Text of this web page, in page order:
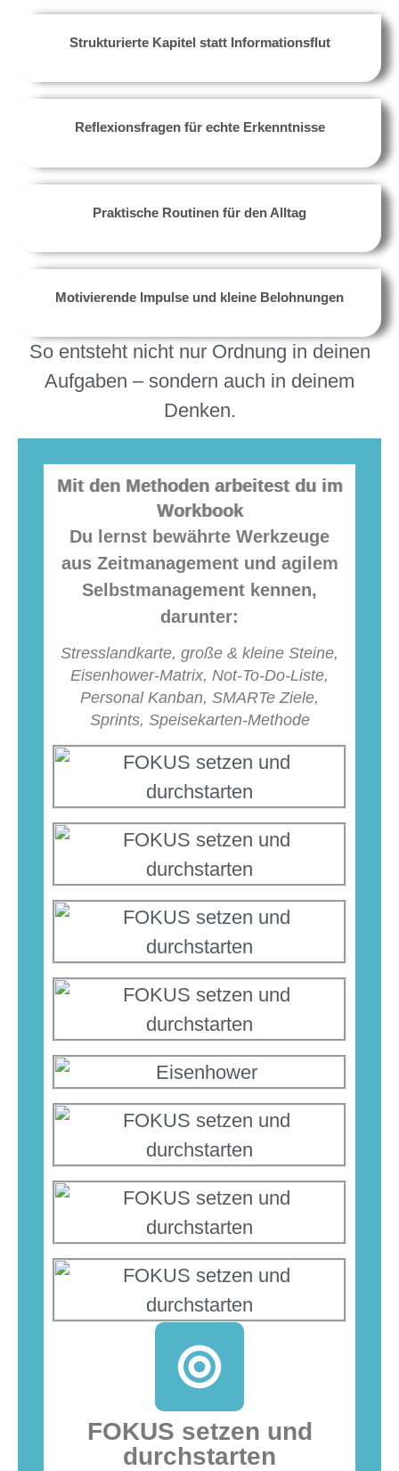
Strukturierte Kapitel statt Informationsflut
Reflexionsfragen für echte Erkenntnisse
Praktische Routinen für den Alltag
Motivierende Impulse und kleine Belohnungen
So entsteht nicht nur Ordnung in deinen
Aufgaben – sondern auch in deinem
Denken.
Mit den Methoden arbeitest du im
Workbook
Du lernst bewährte Werkzeuge
aus Zeitmanagement und agilem
Selbstmanagement kennen,
darunter:
Stresslandkarte, große & kleine Steine,
Eisenhower-Matrix, Not-To-Do-Liste,
Personal Kanban, SMARTe Ziele,
Sprints, Speisekarten-Methode
FOKUS setzen und
durchstarten